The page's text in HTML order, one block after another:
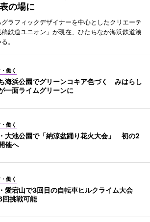
の場に
ラフィックデザイナーを中心としたクリエーテ
鉄道ユニオン」が現在、ひたちなか海浜鉄道湊
。
働く
海浜公園でグリーンコキア色づく みはらし
一面ライムグリーンに
働く
大池公園で「納涼盆踊り花火大会」 初の2
催へ
働く
愛宕山で3回目の自転車ヒルクライム大会
回挑戦可能